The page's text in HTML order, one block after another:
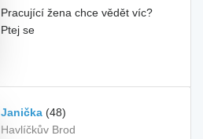
Pracující žena chce vědět víc?
Ptej se
Janička (48)
Havlíčkův Brod